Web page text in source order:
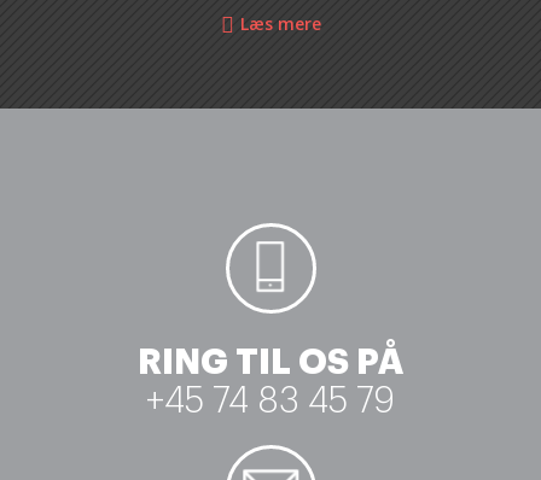
Læs mere
RING TIL OS PÅ
+45 74 83 45 79